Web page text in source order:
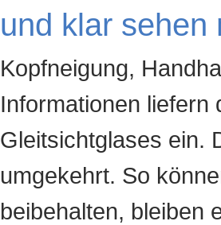
und klar sehen
Kopfneigung,
Informationen liefern
Gleitsichtglases ein.
umgekehrt. So
beibehalten, bleiben